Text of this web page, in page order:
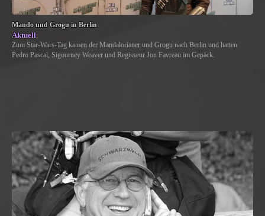
Mando und Grogu in Berlin
Aktuell
Zum Star-Wars-Tag kamen der Mandalorianer und Grogu nach Berlin und hatten
Pedro Pascal, Sigourney Weaver und Regisseur Jon Favreau im Gepäck.